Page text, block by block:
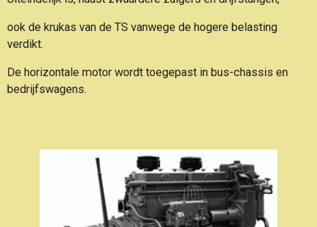
ook de krukas van de TS vanwege de hogere belasting
verdikt.
De horizontale motor wordt toegepast in bus-chassis en
bedrijfswagens.